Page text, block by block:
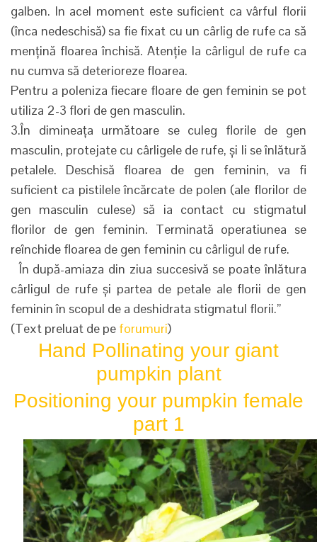
galben. In acel moment este suficient ca vârful florii
(înca nedeschisă) sa fie fixat cu un cârlig de rufe ca să
mențină floarea închisă. Atenție la cârligul de rufe ca
nu cumva să deterioreze floarea.
Pentru a poleniza fiecare floare de gen feminin se pot
utiliza 2-3 flori de gen masculin.
3.În dimineața următoare se culeg florile de gen
masculin, protejate cu cârligele de rufe, și li se înlătură
petalele. Deschisă floarea de gen feminin, va fi
suficient ca pistilele încărcate de polen (ale florilor de
gen masculin culese) să ia contact cu stigmatul
florilor de gen feminin. Terminată operatiunea se
reînchide floarea de gen feminin cu cârligul de rufe.
În după-amiaza din ziua succesivă se poate înlătura
cârligul de rufe și partea de petale ale florii de gen
feminin în scopul de a deshidrata stigmatul florii.”
(Text preluat de pe forumuri)
Hand Pollinating your giant
pumpkin plant
Positioning your pumpkin female
part 1